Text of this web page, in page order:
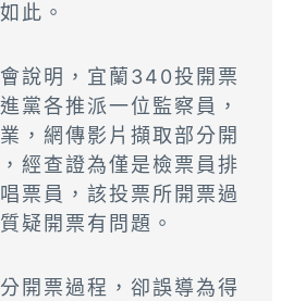
此。
說明，宜蘭340投開票
黨各推派一位監察員，
， 網傳影片擷取部分開
經查證為僅是檢票員排
票員，該投票所開票過
疑開票有問題。
開票過程，卻誤導為得